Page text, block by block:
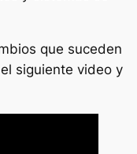
que suceden
siguiente video y